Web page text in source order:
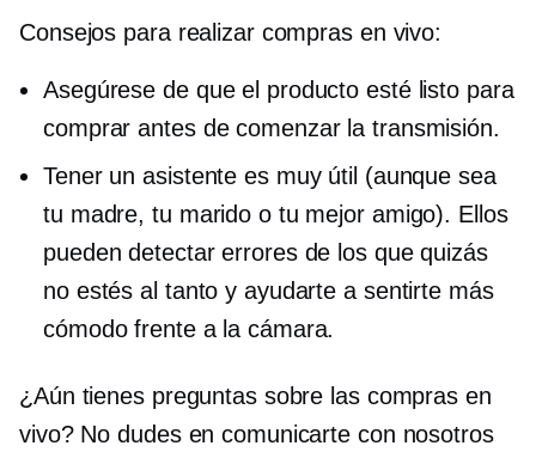
Consejos para realizar compras en vivo:
Asegúrese de que el producto esté listo para
comprar antes de comenzar la transmisión.
Tener un asistente es muy útil (aunque sea
tu madre, tu marido o tu mejor amigo). Ellos
pueden detectar errores de los que quizás
no estés al tanto y ayudarte a sentirte más
cómodo frente a la cámara.
¿Aún tienes preguntas sobre las compras en
vivo? No dudes en comunicarte con nosotros